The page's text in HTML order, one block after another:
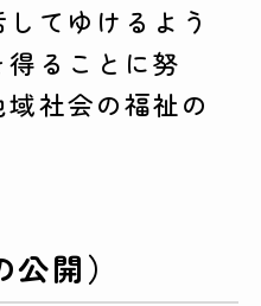
てゆけるよう
ることに努
社会の福祉の
開）